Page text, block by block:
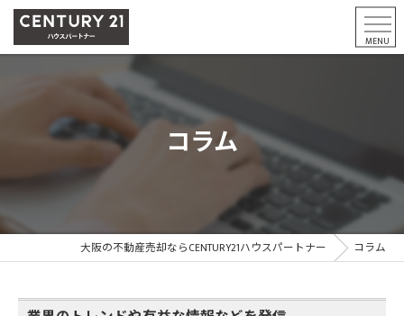
コラム
大阪の不動産売却ならCENTURY21ハウスパートナー コラム